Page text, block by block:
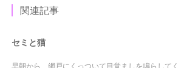
関連記事
セミと猫
早朝から、網戸にくっついて目覚ましを鳴らして